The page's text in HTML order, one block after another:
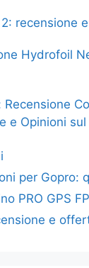
er
recensione
Hydrofoil
Recensione
e Opinioni sul
per Gopro:
PRO GPS
e